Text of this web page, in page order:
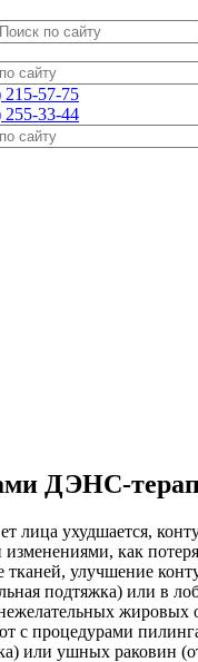
215-57-75
255-33-44
ДЭНС-
лица ухудшается,
как
тканей, улучшение
подтяжка) или в
с процедурами
или ушных раковин